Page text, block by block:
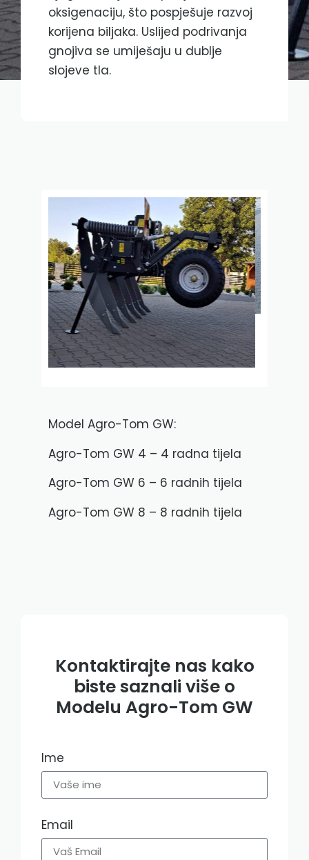
oksigenaciju, što pospješuje razvoj
korijena biljaka. Uslijed podrivanja
gnojiva se umiješaju u dublje
slojeve tla.
Model Agro-Tom GW:
Agro-Tom GW 4 – 4 radna tijela
Agro-Tom GW 6 – 6 radnih tijela
Agro-Tom GW 8 – 8 radnih tijela
Kontaktirajte nas kako
biste saznali više o
Modelu Agro-Tom GW​
Ime
Email